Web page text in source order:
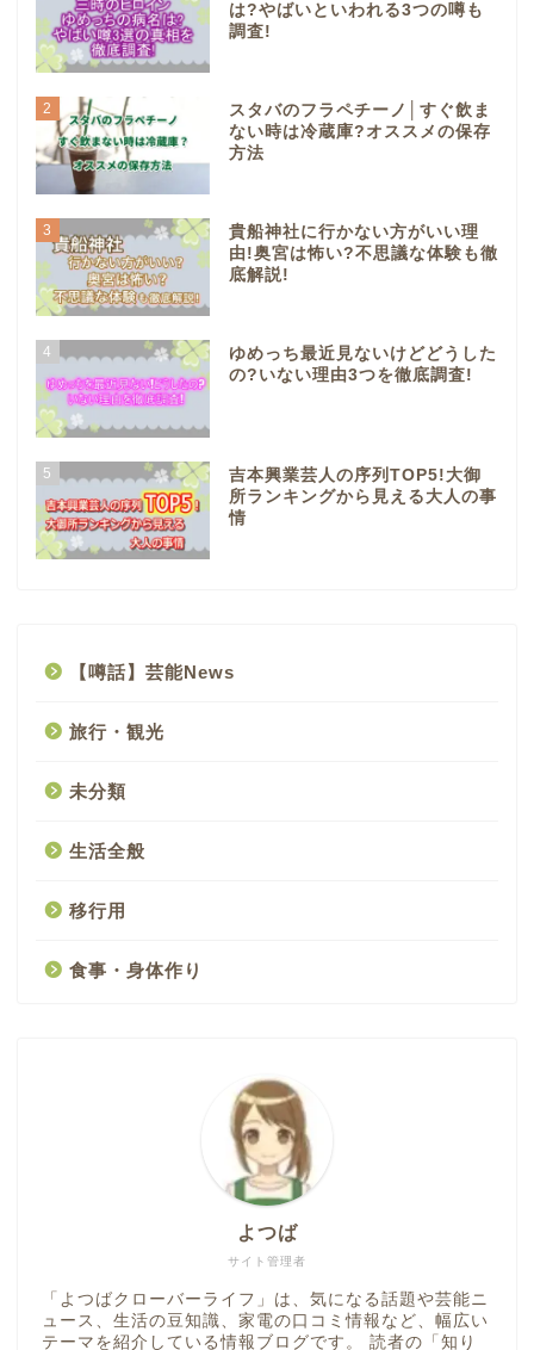
は?やばいといわれる3つの噂も
調査!
2
スタバのフラペチーノ│すぐ飲ま
ない時は冷蔵庫?オススメの保存
方法
3
貴船神社に行かない方がいい理
由!奥宮は怖い?不思議な体験も徹
底解説!
4
ゆめっち最近見ないけどどうした
の?いない理由3つを徹底調査!
5
吉本興業芸人の序列TOP5!大御
所ランキングから見える大人の事
情
【噂話】芸能News
旅行・観光
未分類
生活全般
移行用
食事・身体作り
サイト管理者
よつば
「よつばクローバーライフ」は、気になる話題や芸能ニ
ュース、生活の豆知識、家電の口コミ情報など、幅広い
テーマを紹介している情報ブログです。 読者の「知り